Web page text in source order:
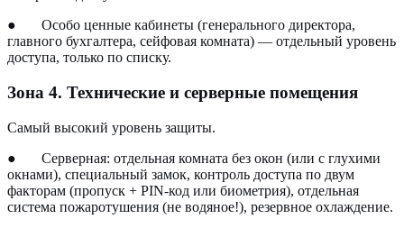
● Особо ценные кабинеты (генерального директора,
главного бухгалтера, сейфовая комната) — отдельный уровень
доступа, только по списку.
Зона 4. Технические и серверные помещения
Самый высокий уровень защиты.
● Серверная: отдельная комната без окон (или с глухими
окнами), специальный замок, контроль доступа по двум
факторам (пропуск + PIN-код или биометрия), отдельная
система пожаротушения (не водяное!), резервное охлаждение.